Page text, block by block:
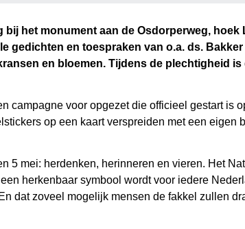
het monument aan de Osdorperweg, hoek
gedichten en toespraken van o.a. ds.
en bloemen. Tijdens de plechtigheid
campagne voor opgezet die officieel gestart is
op een kaart verspreiden met een eigen
5 mei: herdenken, herinneren en vieren. Het
herkenbaar symbool wordt voor iedere
dat zoveel mogelijk mensen de fakkel zullen